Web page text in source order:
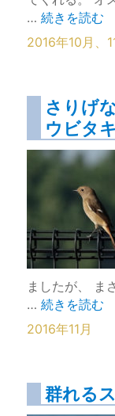
…“渋い色合い
続きを読む
2016年10月、
さりげ
ウビタ
ましたが、 ま
…“さりげない
続きを読む
2016年11月
群れる